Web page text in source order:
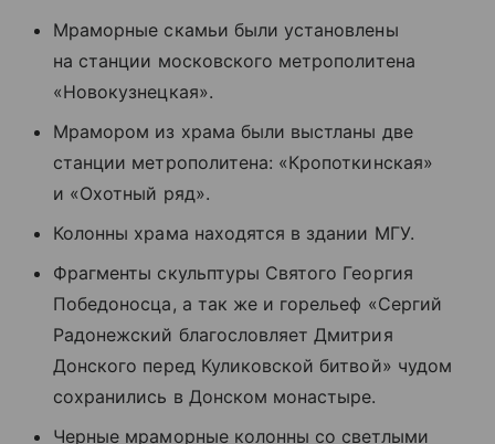
Мраморные скамьи были установлены
на станции московского метрополитена
«Новокузнецкая».
Мрамором из храма были выстланы две
станции метрополитена: «Кропоткинская»
и «Охотный ряд».
Колонны храма находятся в здании МГУ.
Фрагменты скульптуры Святого Георгия
Победоносца, а так же и горельеф «Сергий
Радонежский благословляет Дмитрия
Донского перед Куликовской битвой» чудом
сохранились в Донском монастыре.
Черные мраморные колонны со светлыми